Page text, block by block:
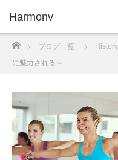
Harmony
ブログ一覧 History
に魅力される～